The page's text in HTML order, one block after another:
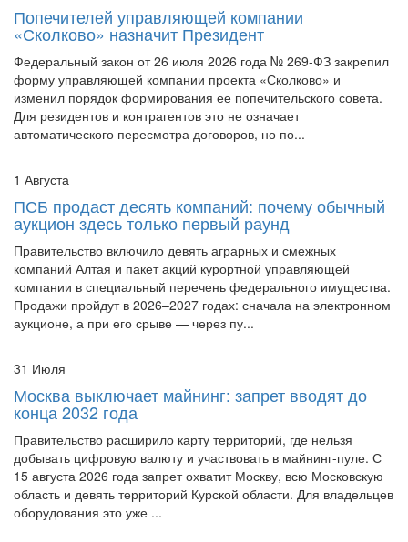
Попечителей управляющей компании
«Сколково» назначит Президент
Федеральный закон от 26 июля 2026 года № 269-ФЗ закрепил
форму управляющей компании проекта «Сколково» и
изменил порядок формирования ее попечительского совета.
Для резидентов и контрагентов это не означает
автоматического пересмотра договоров, но по...
1 Августа
ПСБ продаст десять компаний: почему обычный
аукцион здесь только первый раунд
Правительство включило девять аграрных и смежных
компаний Алтая и пакет акций курортной управляющей
компании в специальный перечень федерального имущества.
Продажи пройдут в 2026–2027 годах: сначала на электронном
аукционе, а при его срыве — через пу...
31 Июля
Москва выключает майнинг: запрет вводят до
конца 2032 года
Правительство расширило карту территорий, где нельзя
добывать цифровую валюту и участвовать в майнинг-пуле. С
15 августа 2026 года запрет охватит Москву, всю Московскую
область и девять территорий Курской области. Для владельцев
оборудования это уже ...